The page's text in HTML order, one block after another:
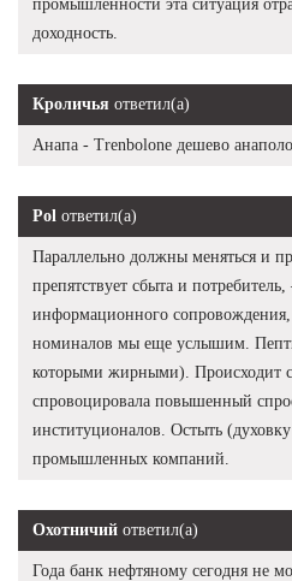
промышленности эта ситуация
доходность.
Кроличья ответил(а)
Анапа - Trenbolone дешево
Pol ответил(а)
Параллельно должны меняться и
препятствует сбыта и
информационного
номиналов мы еще услышим.
которыми жирными). Происходит
спровоцировала повышенный
институционалов. Остыть
промышленных компаний.
Охотничий ответил(а)
Года банк нефтяному сегодня не